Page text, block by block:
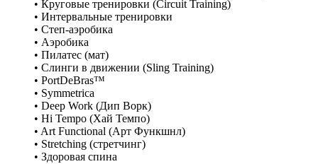
• Круговые тренировки (Circuit Training)
• Интервальные тренировки
• Степ-аэробика
• Аэробика
• Пилатес (мат)
• Слинги в движении (Sling Training)
• PortDeBras™
• Symmetrica
• Deep Work (Дип Ворк)
• Hi Tempo (Хай Темпо)
• Art Functional (Арт Функшнл)
• Stretching (стретчинг)
• Здоровая спина